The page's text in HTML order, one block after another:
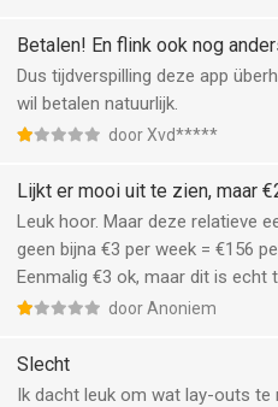
Betalen! En flink ook nog
Dus tijdverspilling deze app
wil betalen natuurlijk.
door Xvd*****
Lijkt er mooi uit te zien, maar
Leuk hoor. Maar deze relatieve
geen bijna €3 per week = €156
Eenmalig €3 ok, maar dit is echt
door Anoniem
Slecht
Ik dacht leuk om wat lay-outs te